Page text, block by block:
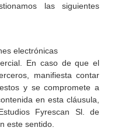
las siguientes
electrónicas
En caso de que el
manifiesta contar
y se compromete a
en esta cláusula,
Fyrescan Sl. de
este sentido.